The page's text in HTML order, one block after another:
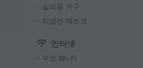
실외용 가구
리셉션 데스크
인터넷
무료 Wi-Fi